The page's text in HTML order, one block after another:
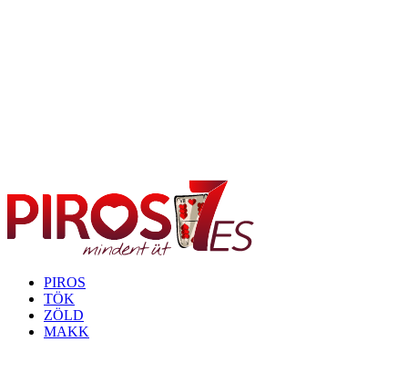
PIROS
TÖK
ZÖLD
MAKK